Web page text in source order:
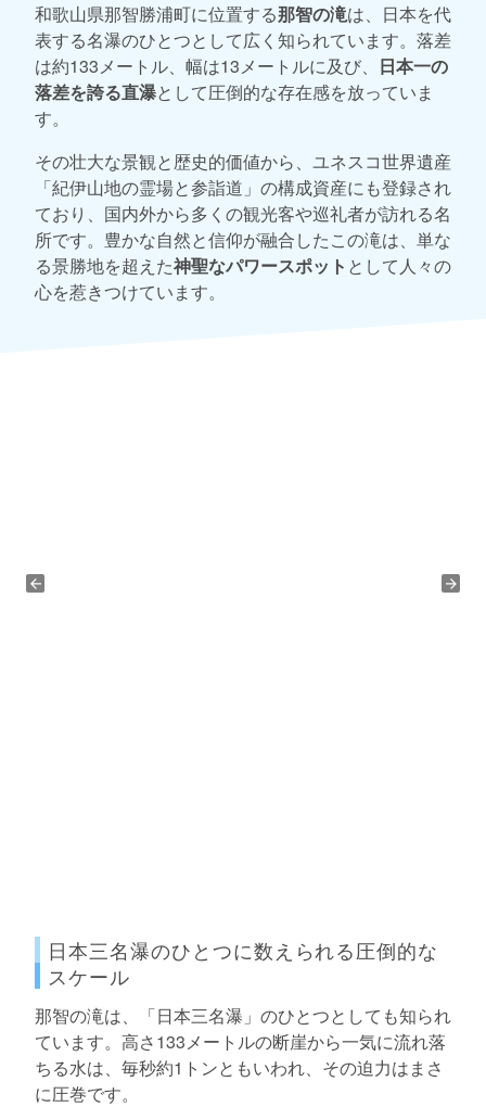
和歌山県那智勝浦町に位置する那智の滝は、日本を代
表する名瀑のひとつとして広く知られています。落差
は約133メートル、幅は13メートルに及び、 日本一の
落差を誇る直瀑として圧倒的な存在感を放っていま
す。
その壮大な景観と歴史的価値から、ユネスコ世界遺産
「紀伊山地の霊場と参詣道」の構成資産にも登録され
ており、国内外から多くの観光客や巡礼者が訪れる名
所です。豊かな自然と信仰が融合したこの滝は、単な
る景勝地を超えた神聖なパワースポット として人々の
心を惹きつけています。
日本三名瀑のひとつに数えられる圧倒的な
スケール
那智の滝は、「日本三名瀑」のひとつとしても知られ
ています。高さ133メートルの断崖から一気に流れ落
ちる水は、毎秒約1トンともいわれ、その迫力はまさ
に圧巻です。